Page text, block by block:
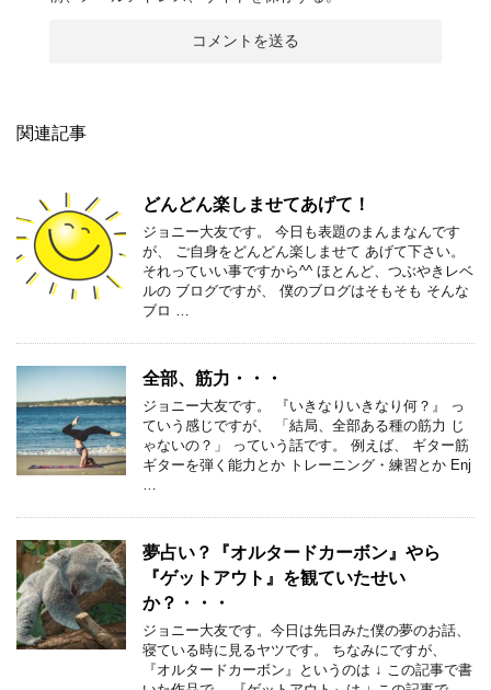
関連記事
どんどん楽しませてあげて！
ジョニー大友です。 今日も表題のまんまなんです
が、 ご自身をどんどん楽しませて あげて下さい。
それっていい事ですから^^ ほとんど、つぶやきレベ
ルの ブログですが、 僕のブログはそもそも そんな
ブロ …
全部、筋力・・・
ジョニー大友です。 『いきなりいきなり何？』 っ
ていう感じですが、 「結局、全部ある種の筋力 じ
ゃないの？」 っていう話です。 例えば、 ギター筋
ギターを弾く能力とか トレーニング・練習とか Enj
…
夢占い？『オルタードカーボン』やら
『ゲットアウト』を観ていたせい
か？・・・
ジョニー大友です。今日は先日みた僕の夢のお話、
寝ている時に見るヤツです。 ちなみにですが、
『オルタードカーボン』というのは ↓ この記事で書